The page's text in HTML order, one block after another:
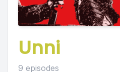
Unni
9 episodes